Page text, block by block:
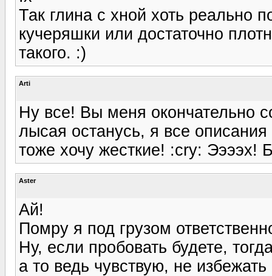
Так глина с хной хоть реально
кучеряшки или достаточно
такого. :)
Arti
Ну все! Вы меня окончательно
лысая останусь, я все
тоже хочу жесткие! :cry: Ээээх!
Aster
Ай!
Помру я под грузом
Ну, если пробовать будете,
а то ведь чувствую, не